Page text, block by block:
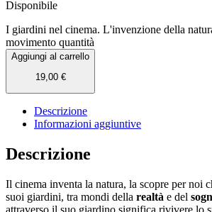
Disponibile
I giardini nel cinema. L'invenzione della
movimento quantità
Aggiungi al carrello
19,00 €
Descrizione
Informazioni aggiuntive
Descrizione
Il cinema inventa la natura, la scopre per noi
suoi giardini, tra mondi della realtà e del
attraverso il suo giardino significa rivivere lo